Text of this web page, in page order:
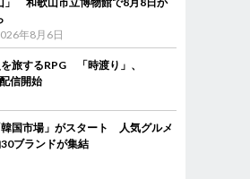
年8月6日
旅するRPG 「時渡り」、
信開始
国市場」がスタート 人気グルメ
ブランドが集結